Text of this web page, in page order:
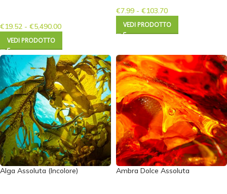
€19.52 - €5,490.00
VEDI PRODOTTO
€7.99 - €103.70
VEDI PRODOTTO
Alga Assoluta (Incolore) Ambra Dolce Assoluta